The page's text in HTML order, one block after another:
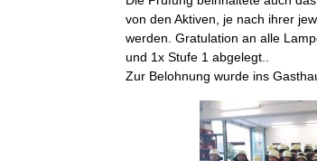
von den Aktiven, je nach ihrer
werden. Gratulation an alle
und 1x Stufe 1 abgelegt..
Zur Belohnung wurde ins